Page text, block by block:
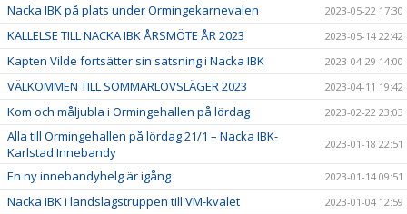
Nacka IBK på plats under Ormingekarnevalen 2023-05-22 17:30
KALLELSE TILL NACKA IBK ÅRSMÖTE ÅR 2023 2023-05-14 22:42
Kapten Vilde fortsätter sin satsning i Nacka IBK 2023-04-29 14:00
VÄLKOMMEN TILL SOMMARLOVSLÄGER 2023 2023-04-11 19:42
Kom och måljubla i Ormingehallen på lördag 2023-02-22 23:03
Alla till Ormingehallen på lördag 21/1 – Nacka IBK-
Karlstad Innebandy
2023-01-18 22:51
En ny innebandyhelg är igång 2023-01-14 09:51
Nacka IBK i landslagstruppen till VM-kvalet 2023-01-04 12:59